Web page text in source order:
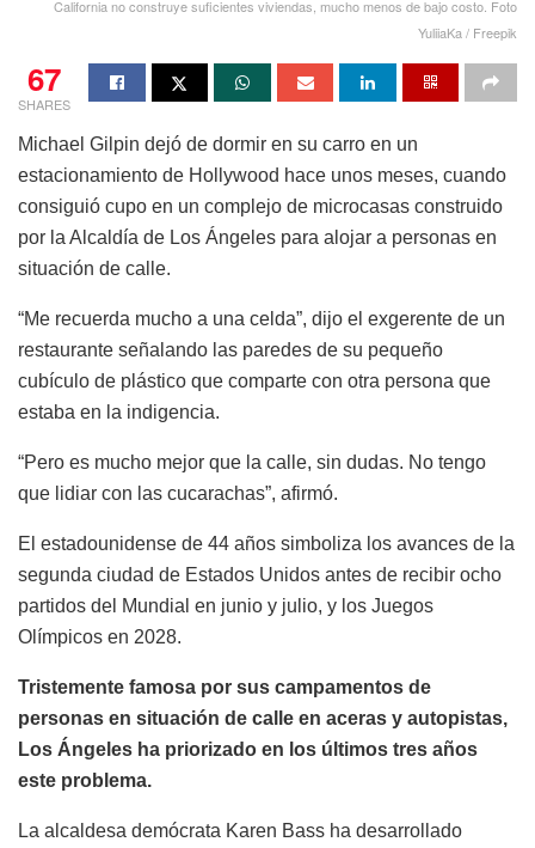
California no construye suficientes viviendas, mucho menos de bajo costo. Foto
YuliiaKa / Freepik
67
SHARES
Michael Gilpin dejó de dormir en su carro en un
estacionamiento de Hollywood hace unos meses, cuando
consiguió cupo en un complejo de microcasas construido
por la Alcaldía de Los Ángeles para alojar a personas en
situación de calle.
“Me recuerda mucho a una celda”, dijo el exgerente de un
restaurante señalando las paredes de su pequeño
cubículo de plástico que comparte con otra persona que
estaba en la indigencia.
“Pero es mucho mejor que la calle, sin dudas. No tengo
que lidiar con las cucarachas”, afirmó.
El estadounidense de 44 años simboliza los avances de la
segunda ciudad de Estados Unidos antes de recibir ocho
partidos del Mundial en junio y julio, y los Juegos
Olímpicos en 2028.
Tristemente famosa por sus campamentos de
personas en situación de calle en aceras y autopistas,
Los Ángeles ha priorizado en los últimos tres años
este problema.
La alcaldesa demócrata Karen Bass ha desarrollado